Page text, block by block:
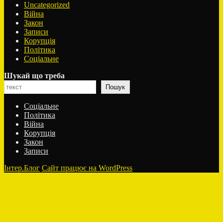
Uncategorized
Війна
Закон
Записи
Корупція
Політика
Соціальне
Шукай що треба
Пошук
Соціальне
Політика
Війна
Корупція
Закон
Записи
Інтер.Блог Сайт працює на WordPress